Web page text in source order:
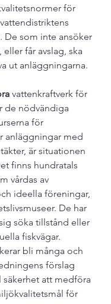
för
De som inte ansöker
får avslag, ska
ut anläggningarna.
vattenkraftverk för
de nödvändiga
för
anläggningar med
är situationen
finns hundratals
vårdas av
ideella föreningar,
De har
söka tillstånd eller
fiskvägar.
bli många och
förslag
att medföra
för